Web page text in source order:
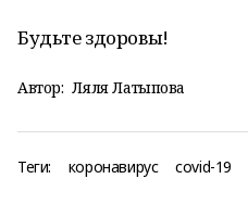
Будьте здоровы!
Автор: Ляля Латыпова
Теги: коронавирус covid-19